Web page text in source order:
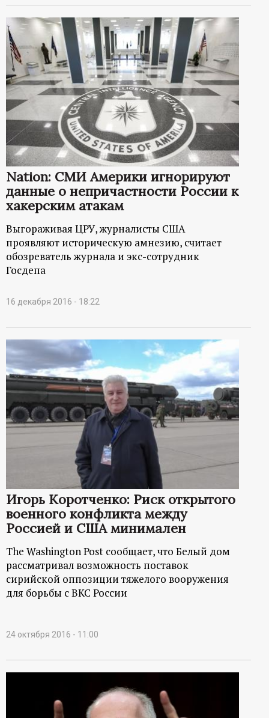
Nation: СМИ Америки игнорируют
данные о непричастности России к
хакерским атакам
Выгораживая ЦРУ, журналисты США
проявляют историческую амнезию, считает
обозреватель журнала и экс-сотрудник
Госдепа
16 декабря 2016 - 18:22
Игорь Коротченко: Риск открытого
военного конфликта между
Россией и США минимален
The Washington Post сообщает, что Белый дом
рассматривал возможность поставок
сирийской оппозиции тяжелого вооружения
для борьбы с ВКС России
24 октября 2016 - 11:00